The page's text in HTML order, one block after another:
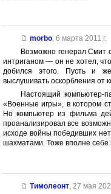
morbo, 6 марта 2011 г.
Возможно генерал Смит
интриганом — он не хотел,
добился этого. Пусть и
выслушивать оскорбления от
Настоящий
«Военные игры», в котором
Но компьютер из фильма
проанализировал все
исходе войны победивших
шахматами. Тоже вполне себе
Тимолеонт, 27 мая